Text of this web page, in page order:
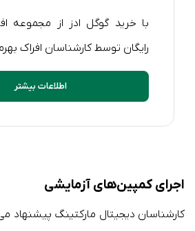
با خرید گوگل ادز از مجموعه
رایگان توسط کارشناسان افراک
اطلاعات بیشتر
اجرای کمپین‌های آزمایشی
کارشناسان دیجیتال مارکتینگ پیشنهاد